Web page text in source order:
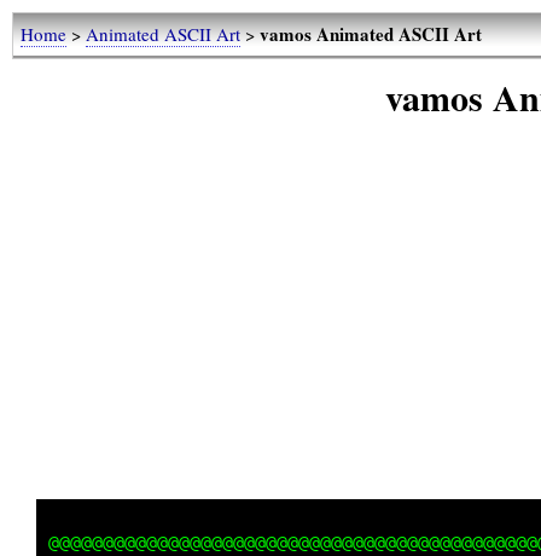
Home>Animated ASCII Art>vamos Animated ASCII Art
vamos